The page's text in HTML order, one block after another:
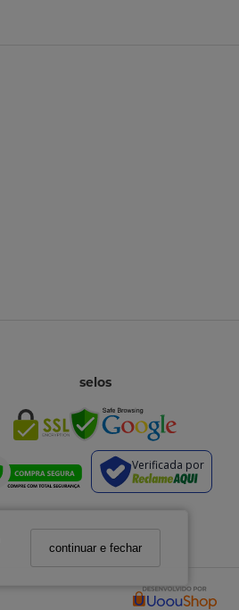
continuar e fechar
selos
Verificada por